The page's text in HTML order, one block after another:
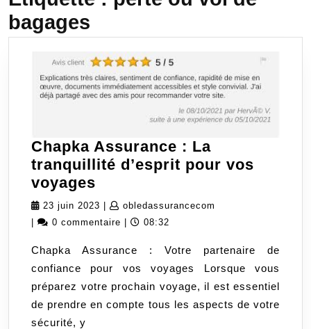
bagages
Chapka Assurance : La
tranquillité d’esprit pour vos
voyages
Assurance
:
tranquillité
d’esprit
pour
vos
23 juin 2023 23
juin
obledassurancecom
0 commentaire 08:32
Chapka Assurance : Votre partenaire de
confiance pour vos voyages Lorsque vous
préparez votre prochain voyage, il est essentiel
de prendre en compte tous les aspects de votre
sécurité, y